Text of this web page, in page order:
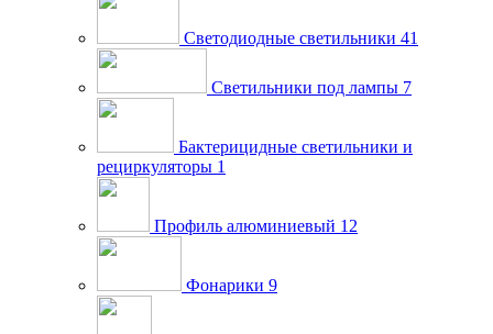
Светодиодные светильники 41
Светильники под лампы 7
Бактерицидные светильники и
рециркуляторы 1
Профиль алюминиевый 12
Фонарики 9